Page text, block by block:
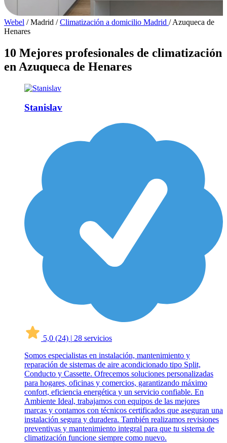
Webel / Madrid / Climatización a domicilio Madrid / Azuqueca de
Henares
10 Mejores profesionales de climatización
en Azuqueca de Henares
Stanislav
5,0 (24) | 28 servicios
Somos especialistas en instalación, mantenimiento y
reparación de sistemas de aire acondicionado tipo Split,
Conducto y Cassette. Ofrecemos soluciones personalizadas
para hogares, oficinas y comercios, garantizando máximo
confort, eficiencia energética y un servicio confiable. En
Ambiente Ideal, trabajamos con equipos de las mejores
marcas y contamos con técnicos certificados que aseguran una
instalación segura y duradera. También realizamos revisiones
preventivas y mantenimiento integral para que tu sistema de
climatización funcione siempre como nuevo.